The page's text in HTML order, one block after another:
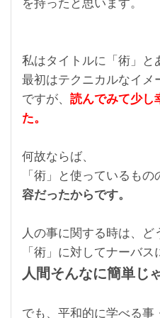
を持ったと思います。
私はタイトルに「術」と
最初はテクニカルなイメ
ですが、 読んでみて少し
た。
何故ならば、
「術」と使っているもの
容だったからです。
人の事に関する時は、ど
「術」に対してナーバス
人間そんなに簡単じ
でも、平和的に学べる事